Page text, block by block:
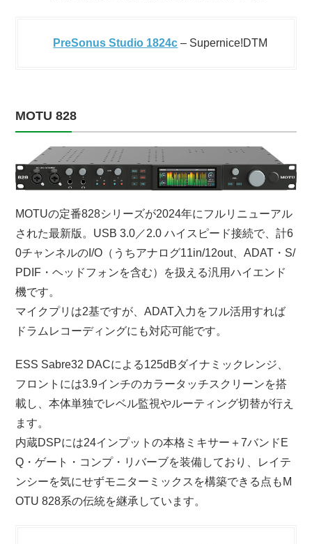
PreSonus Studio 1824c – Supernice!DTM
MOTU 828
MOTUの定番828シリーズが2024年にフルリニューアル
された最新版。USB 3.0／2.0 ハイスピード接続で、計6
0チャンネルのI/O（うちアナログ11in/12out、ADAT・S/
PDIF・ヘッドフォンを含む）を扱える汎用ハイエンド
機です。
マイクプリは2基ですが、ADAT入力をフル活用すれば
ドラムレコーディングにも対応可能です。
ESS Sabre32 DACによる125dBダイナミックレンジ、
フロントには3.9インチのカラータッチスクリーンを搭
載し、本体単独でレベル監視やルーティング切替が行え
ます。
内蔵DSPには24インプットの本格ミキサー＋7バンドE
Q・ゲート・コンプ・リバーブを装備しており、レイテ
ンシーを気にせずモニターミックスを構築できる点もM
OTU 828系の伝統を継承しています。